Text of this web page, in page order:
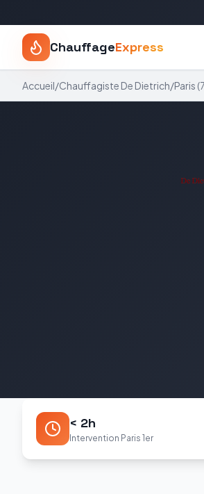
ChauffageExpress
Accueil/Chauffagiste De Dietrich/Paris (
< 2h
Intervention Paris 1er